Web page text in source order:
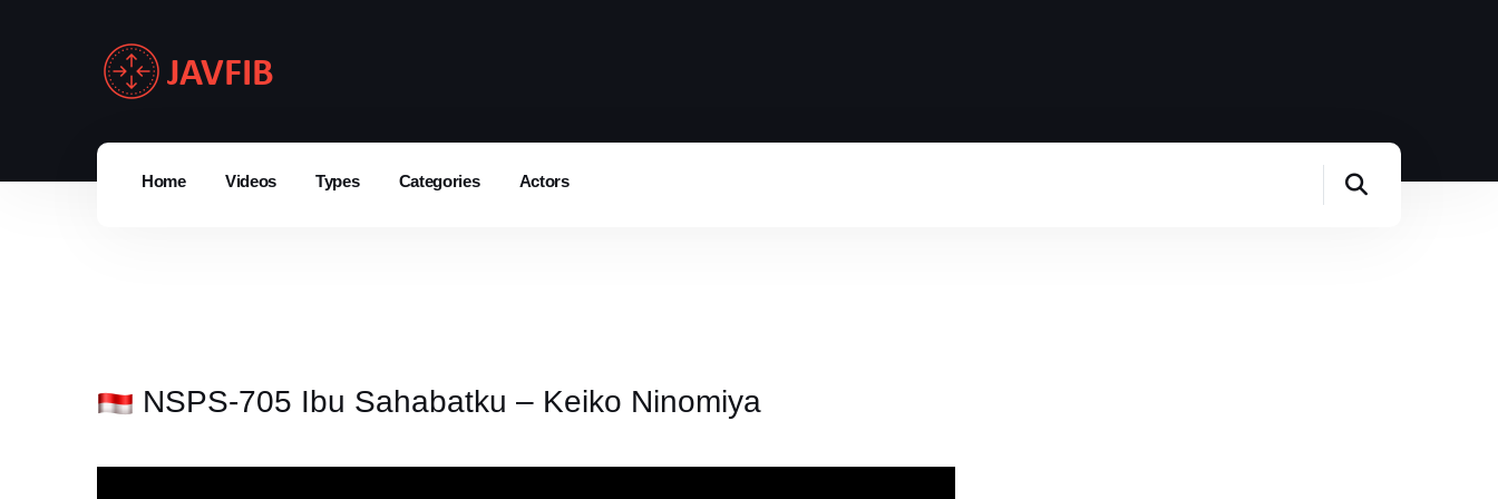
Home Videos Types Categories Actors
NSPS-705 Ibu Sahabatku – Keiko Ninomiya